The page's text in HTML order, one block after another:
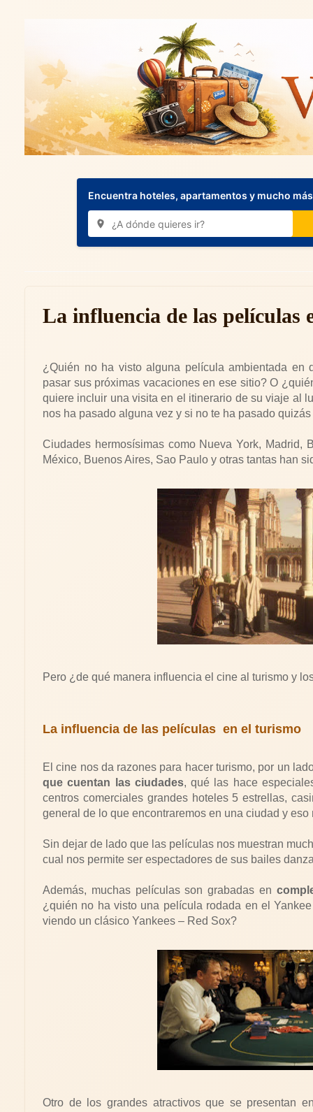
Encuentra hoteles, apartamentos y mucho
La influencia de las películas
¿Quién no ha visto alguna película ambientada en
pasar sus próximas vacaciones en ese sitio? O
quiere incluir una visita en el itinerario de su viaje al
nos ha pasado alguna vez y si no te ha pasado
Ciudades hermosísimas como Nueva York, Madrid,
México, Buenos Aires, Sao Paulo y otras tantas han
Pero ¿de qué manera influencia el cine al turismo y
La influencia de las películas en el turismo
El cine nos da razones para hacer turismo, por un
que cuentan las ciudades, qué las hace
centros comerciales grandes hoteles 5 estrellas,
general de lo que encontraremos en una ciudad y
Sin dejar de lado que las películas nos muestran
cual nos permite ser espectadores de sus bailes
Además, muchas películas son grabadas en
¿quién no ha visto una película rodada en el
viendo un clásico Yankees – Red Sox?
Otro de los grandes atractivos que se presentan